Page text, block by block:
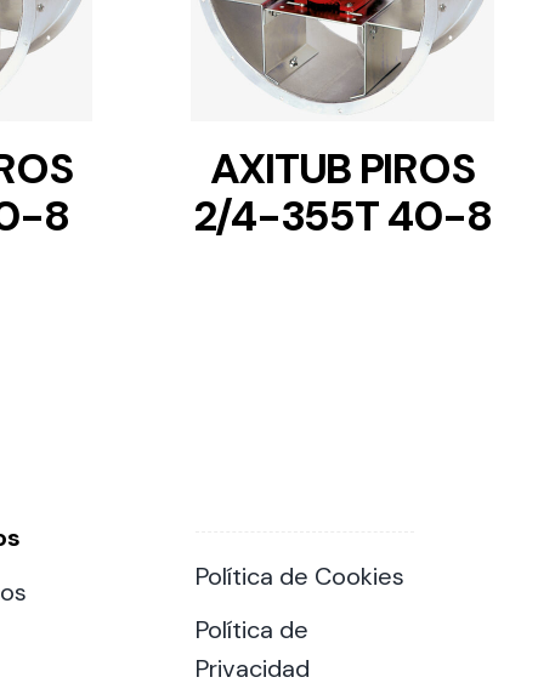
8
AXITUB PIROS
2/4-355T 40-8
Política de Cookies
Política de
Privacidad